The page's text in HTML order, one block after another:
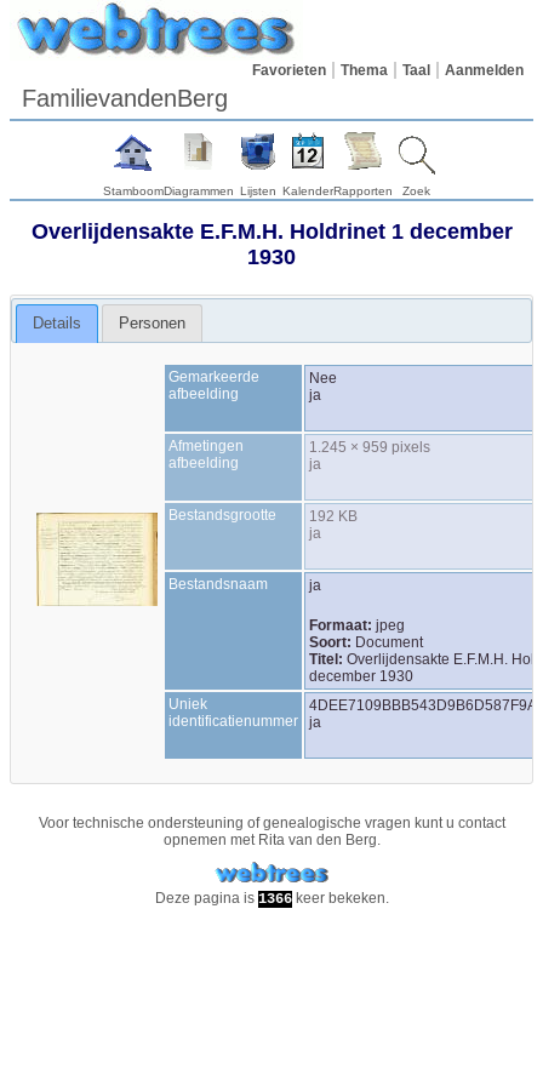
Favorieten Thema Taal Aanmelden
FamilievandenBerg
StamboomDiagrammen Lijsten KalenderRapporten Zoek
Overlijdensakte E.F.M.H. Holdrinet 1 december
1930
Details Personen
Gemarkeerde
afbeelding
Nee
ja
Afmetingen
afbeelding
1.245 × 959 pixels
ja
Bestandsgrootte
192 KB
ja
Bestandsnaam ja
Formaat: jpeg
Soort: Document
Titel: Overlijdensakte E.F.M.H.
december 1930
Uniek
identificatienummer
ja
Voor technische ondersteuning of genealogische vragen kunt u contact
opnemen met Rita van den Berg.
Deze pagina is 1366keer bekeken.